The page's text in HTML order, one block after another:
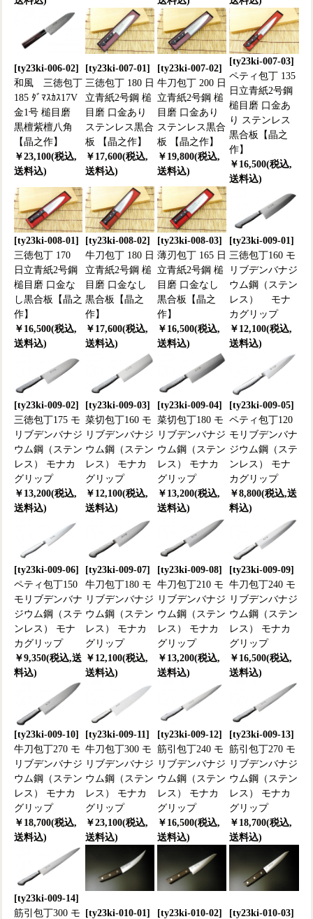
[ty23ki-006-02]
和風 三徳包丁
185 ﾀﾞﾏｽｶｽ17V
金1号 槌目磨
黒檀紫檀八角
【晶之作】
￥23,100(税込,
送料込)
[ty23ki-007-01]
三徳包丁 180 日
立青紙2号鋼 槌
目磨 口金あり
ステンレス黒合
板 【晶之作】
￥17,600(税込,
送料込)
[ty23ki-007-02]
牛刀包丁 200 日
立青紙2号鋼 槌
目磨 口金あり
ステンレス黒合
板 【晶之作】
￥19,800(税込,
送料込)
[ty23ki-007-03]
ペティ包丁 135
日立青紙2号鋼
槌目磨 口金あ
り ステンレス
黒合板【晶之
作】
￥16,500(税込,
送料込)
[ty23ki-008-01]
三徳包丁 170
日立青紙2号鋼
槌目磨 口金な
し黒合板【晶之
作】
￥16,500(税込,
送料込)
[ty23ki-008-02]
牛刀包丁 180 日
立青紙2号鋼 槌
目磨 口金なし
黒合板【晶之
作】
￥17,600(税込,
送料込)
[ty23ki-008-03]
薄刃包丁 165 日
立青紙2号鋼 槌
目磨 口金なし
黒合板【晶之
作】
￥16,500(税込,
送料込)
[ty23ki-009-01]
三徳包丁160 モ
リブデンバナジ
ウム鋼（ステン
レス） モナ
カグリップ
￥12,100(税込,
送料込)
[ty23ki-009-02]
三徳包丁175 モ
リブデンバナジ
ウム鋼（ステン
レス） モナカ
グリップ
￥13,200(税込,
送料込)
[ty23ki-009-03]
菜切包丁160 モ
リブデンバナジ
ウム鋼（ステン
レス） モナカ
グリップ
￥12,100(税込,
送料込)
[ty23ki-009-04]
菜切包丁180 モ
リブデンバナジ
ウム鋼（ステン
レス） モナカ
グリップ
￥13,200(税込,
送料込)
[ty23ki-009-05]
ペティ包丁120
モリブデンバナ
ジウム鋼（ステ
ンレス） モナ
カグリップ
￥8,800(税込,送
料込)
[ty23ki-009-06]
ペティ包丁150
モリブデンバナ
ジウム鋼（ステ
ンレス） モナ
カグリップ
￥9,350(税込,送
料込)
[ty23ki-009-07]
牛刀包丁180 モ
リブデンバナジ
ウム鋼（ステン
レス） モナカ
グリップ
￥12,100(税込,
送料込)
[ty23ki-009-08]
牛刀包丁210 モ
リブデンバナジ
ウム鋼（ステン
レス） モナカ
グリップ
￥13,200(税込,
送料込)
[ty23ki-009-09]
牛刀包丁240 モ
リブデンバナジ
ウム鋼（ステン
レス） モナカ
グリップ
￥16,500(税込,
送料込)
[ty23ki-009-10]
牛刀包丁270 モ
リブデンバナジ
ウム鋼（ステン
レス） モナカ
グリップ
￥18,700(税込,
送料込)
[ty23ki-009-11]
牛刀包丁300 モ
リブデンバナジ
ウム鋼（ステン
レス） モナカ
グリップ
￥23,100(税込,
送料込)
[ty23ki-009-12]
筋引包丁240 モ
リブデンバナジ
ウム鋼（ステン
レス） モナカ
グリップ
￥16,500(税込,
送料込)
[ty23ki-009-13]
筋引包丁270 モ
リブデンバナジ
ウム鋼（ステン
レス） モナカ
グリップ
￥18,700(税込,
送料込)
[ty23ki-009-14]
筋引包丁300 モ
[ty23ki-010-01]
[ty23ki-010-02]
[ty23ki-010-03]